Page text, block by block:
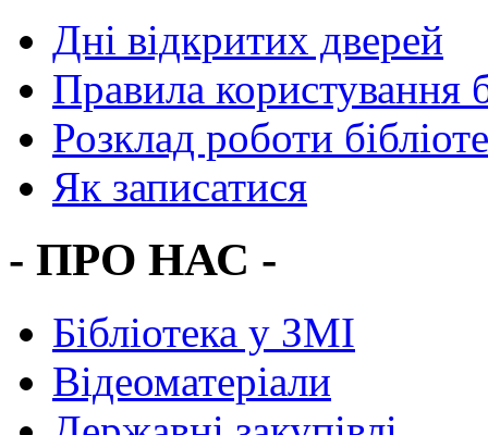
Дні відкритих дверей
Правила користування
Розклад роботи
Як записатися
- ПРО НАС -
Бібліотека у ЗМІ
Відеоматеріали